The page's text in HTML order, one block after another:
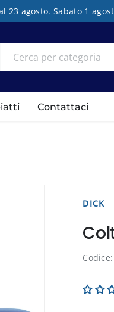
23 agosto. Sabato 1
Contattaci
DICK